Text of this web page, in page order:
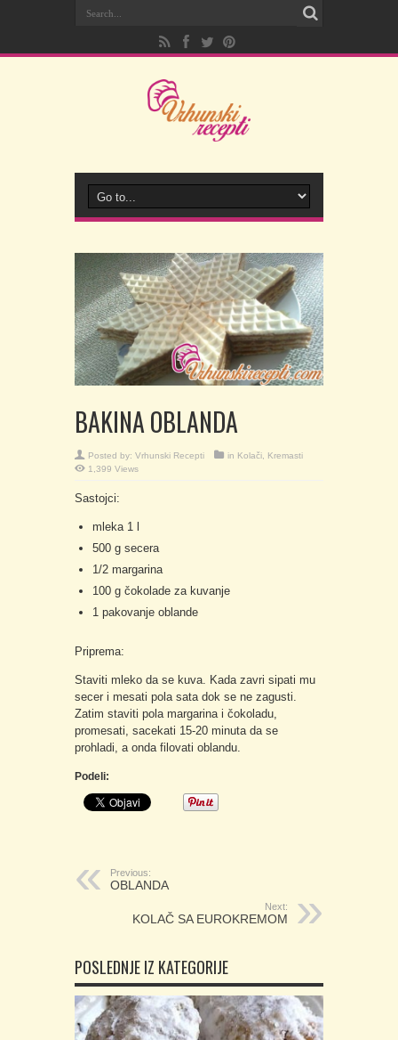
BAKINA OBLANDA
Posted by: Vrhunski Recepti in Kolači
Kremasti
1,399 Views
Sastojci:
mleka 1 l
500 g secera
1/2 margarina
100 g čokolade za kuvanje
1 pakovanje oblande
Priprema:
Staviti mleko da se kuva. Kada zavri sipati mu
secer i mesati pola sata dok se ne zagusti.
Zatim staviti pola margarina i čokoladu,
promesati, sacekati 15-20 minuta da se
prohladi, a onda filovati oblandu.
Podeli:
Previous:
OBLANDA
Next:
KOLAČ SA EUROKREMOM
POSLEDNJE IZ KATEGORIJE